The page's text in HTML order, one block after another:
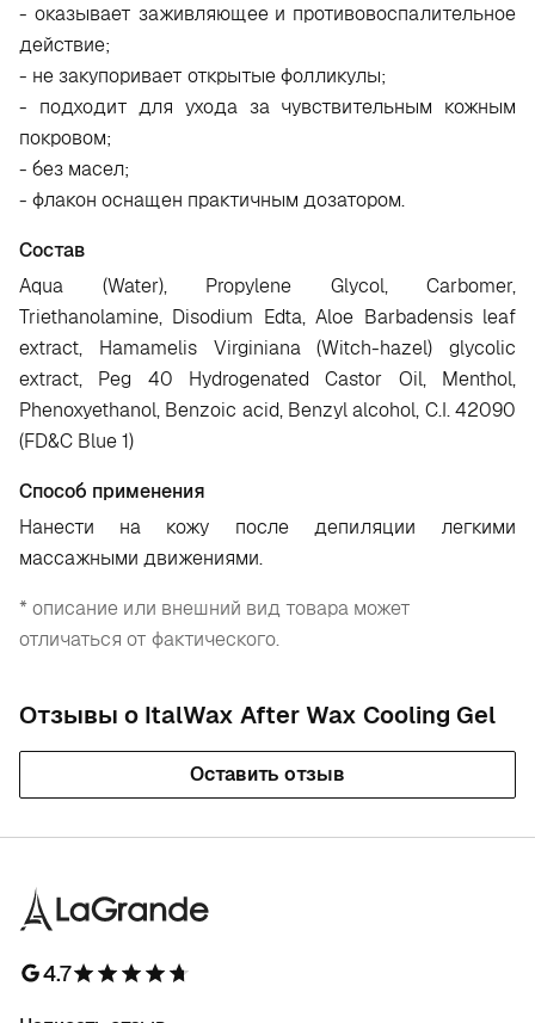
- оказывает заживляющее и противовоспалительное
действие;
- не закупоривает открытые фолликулы;
- подходит для ухода за чувствительным кожным
покровом;
- без масел;
- флакон оснащен практичным дозатором.
Состав
Aqua (Water), Propylene Glycol, Carbomer,
Triethanolamine, Disodium Edta, Aloe Barbadensis leaf
extract, Hamamelis Virginiana (Witch-hazel) glycolic
extract, Peg 40 Hydrogenated Castor Oil, Menthol,
Phenoxyethanol, Benzoic acid, Benzyl alcohol, C.I. 42090
(FD&C Blue 1)
Способ применения
Нанести на кожу после депиляции легкими
массажными движениями.
* описание или внешний вид товара может
отличаться от фактического.
Отзывы о ItalWax After Wax Cooling Gel
Оставить отзыв
4.7